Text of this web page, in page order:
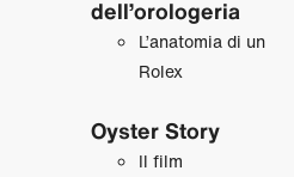
dell’orologeria
L’anatomia di un
Rolex
Oyster Story
Il film